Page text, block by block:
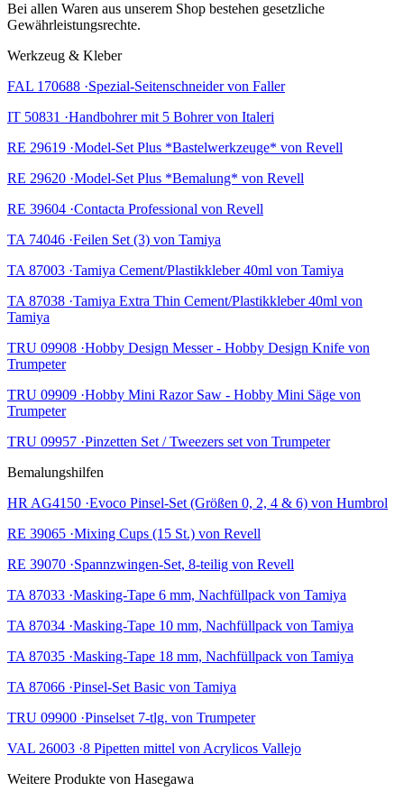
Bei allen Waren aus unserem Shop bestehen gesetzliche
Gewährleistungsrechte.
Werkzeug & Kleber
FAL 170688 ·Spezial-Seitenschneider von Faller
IT 50831 ·Handbohrer mit 5 Bohrer von Italeri
RE 29619 ·Model-Set Plus *Bastelwerkzeuge* von Revell
RE 29620 ·Model-Set Plus *Bemalung* von Revell
RE 39604 ·Contacta Professional von Revell
TA 74046 ·Feilen Set (3) von Tamiya
TA 87003 ·Tamiya Cement/Plastikkleber 40ml von Tamiya
TA 87038 ·Tamiya Extra Thin Cement/Plastikkleber 40ml von
Tamiya
TRU 09908 ·Hobby Design Messer - Hobby Design Knife von
Trumpeter
TRU 09909 ·Hobby Mini Razor Saw - Hobby Mini Säge von
Trumpeter
TRU 09957 ·Pinzetten Set / Tweezers set von Trumpeter
Bemalungshilfen
HR AG4150 ·Evoco Pinsel-Set (Größen 0, 2, 4 & 6) von Humbrol
RE 39065 ·Mixing Cups (15 St.) von Revell
RE 39070 ·Spannzwingen-Set, 8-teilig von Revell
TA 87033 ·Masking-Tape 6 mm, Nachfüllpack von Tamiya
TA 87034 ·Masking-Tape 10 mm, Nachfüllpack von Tamiya
TA 87035 ·Masking-Tape 18 mm, Nachfüllpack von Tamiya
TA 87066 ·Pinsel-Set Basic von Tamiya
TRU 09900 ·Pinselset 7-tlg. von Trumpeter
VAL 26003 ·8 Pipetten mittel von Acrylicos Vallejo
Weitere Produkte von Hasegawa